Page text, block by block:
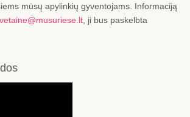
mūsų apylinkių gyventojams. Informaciją
, ji bus paskelbta